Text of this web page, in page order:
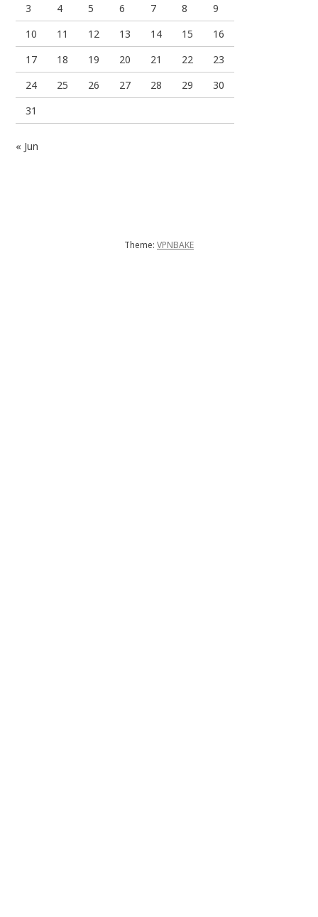
3
4 5 6 7 8
9
10
11 12 13 14 15
16
17
18 19 20 21 22
23
24
25 26 27 28 29
30
31
« Jun
Theme: VPNBAKE